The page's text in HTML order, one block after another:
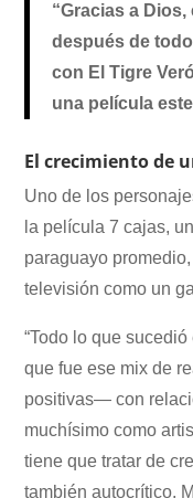
“Gracias a
después de
con El Tigre
una película
El crecimiento de
Uno de los
la película 7 cajas,
paraguayo
televisión como un
“Todo lo que
que fue ese mix de
positivas— con
muchísimo como
tiene que tratar de
también autocrítico.